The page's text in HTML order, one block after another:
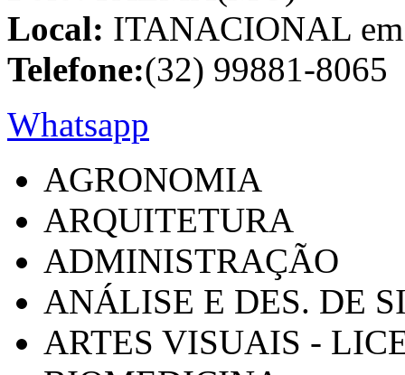
Local: ITANACIONAL
Telefone:(32) 99881-8065
Whatsapp
AGRONOMIA
ARQUITETURA
ADMINISTRAÇÃO
ANÁLISE E DES. DE
ARTES VISUAIS -